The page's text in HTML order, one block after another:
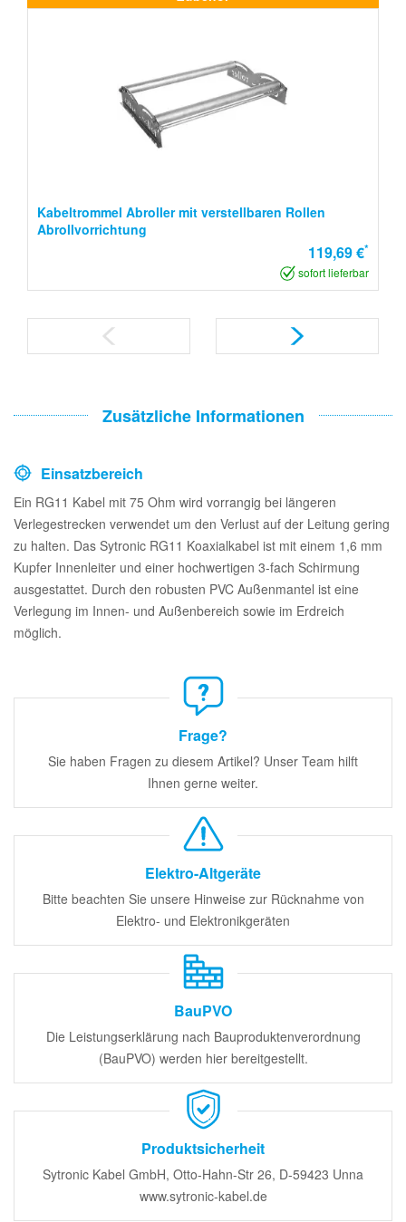
Kabeltrommel Abroller mit verstellbaren Rollen
Abrollvorrichtung
119,69 €*
sofort lieferbar
Zusätzliche Informationen
Einsatzbereich
Ein RG11 Kabel mit 75 Ohm wird vorrangig bei längeren
Verlegestrecken verwendet um den Verlust auf der Leitung gering
zu halten. Das Sytronic RG11 Koaxialkabel ist mit einem 1,6 mm
Kupfer Innenleiter und einer hochwertigen 3-fach Schirmung
ausgestattet. Durch den robusten PVC Außenmantel ist eine
Verlegung im Innen- und Außenbereich sowie im Erdreich
möglich.
Frage?
Sie haben Fragen zu diesem Artikel? Unser Team hilft
Ihnen gerne weiter.
Elektro-Altgeräte
Bitte beachten Sie unsere Hinweise zur Rücknahme von
Elektro- und Elektronikgeräten
BauPVO
Die Leistungserklärung nach Bauproduktenverordnung
(BauPVO) werden hier bereitgestellt.
Produktsicherheit
Sytronic Kabel GmbH, Otto-Hahn-Str 26, D-59423 Unna
www.sytronic-kabel.de